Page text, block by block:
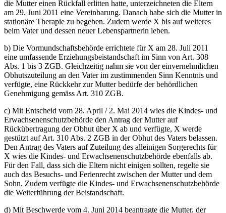
die Mutter einen Rückfall erlitten hatte, unterzeichneten die Eltern
am 29. Juni 2011 eine Vereinbarung. Danach habe sich die Mutter in
stationäre Therapie zu begeben. Zudem werde X bis auf weiteres
beim Vater und dessen neuer Lebenspartnerin leben.
b) Die Vormundschaftsbehörde errichtete für X am 28. Juli 2011
eine umfassende Erziehungsbeistandschaft im Sinn von Art. 308
Abs. 1 bis 3 ZGB. Gleichzeitig nahm sie von der einvernehmlichen
Obhutszuteilung an den Vater im zustimmenden Sinn Kenntnis und
verfügte, eine Rückkehr zur Mutter bedürfe der behördlichen
Genehmigung gemäss Art. 310 ZGB.
c) Mit Entscheid vom 28. April / 2. Mai 2014 wies die Kindes- und
Erwachsenenschutzbehörde den Antrag der Mutter auf
Rückübertragung der Obhut über X ab und verfügte, X werde
gestützt auf Art. 310 Abs. 2 ZGB in der Obhut des Vaters belassen.
Den Antrag des Vaters auf Zuteilung des alleinigen Sorgerechts für
X wies die Kindes- und Erwachsenenschutzbehörde ebenfalls ab.
Für den Fall, dass sich die Eltern nicht einigen sollten, regelte sie
auch das Besuchs- und Ferienrecht zwischen der Mutter und dem
Sohn. Zudem verfügte die Kindes- und Erwachsenenschutzbehörde
die Weiterführung der Beistandschaft.
d) Mit Beschwerde vom 4. Juni 2014 beantragte die Mutter, der